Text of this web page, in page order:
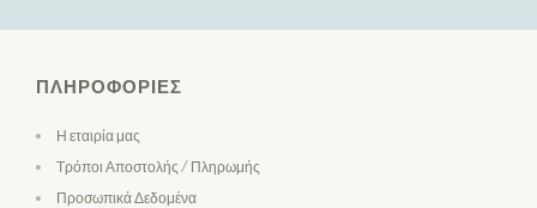
ΠΛΗΡΟΦΟΡΊΕΣ
Η εταιρία μας
Τρόποι Αποστολής / Πληρωμής
Προσωπικά Δεδομένα